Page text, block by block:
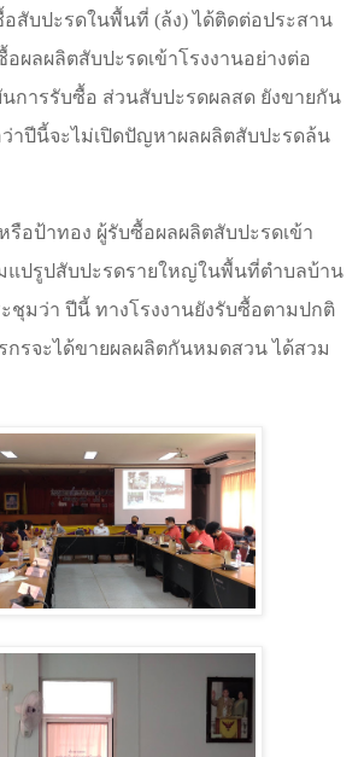
อสับปะรดในพื้นที่ (ล้ง) ได้ติดต่อประสาน
ผลผลิตสับปะรดเข้าโรงงานอย่างต่อ
การรับซื้อ ส่วนสับปะรดผลสด ยังขายกัน
ว่าปีนี้จะไม่เปิดปัญหาผลผลิตสับปะรดล้น
รือป้าทอง ผู้รับซื้อผลผลิตสับปะรดเข้า
แปรูปสับปะรดรายใหญ่ในพื้นที่ตำบลบ้าน
ชุมว่า ปีนี้ ทางโรงงานยังรับซื้อตามปกติ
กรจะได้ขายผลผลิตกันหมดสวน ได้สวม